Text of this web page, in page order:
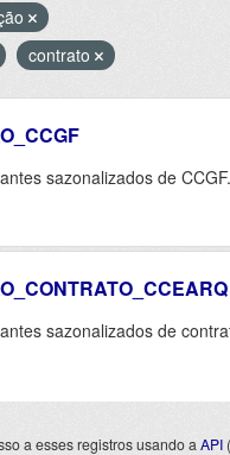
contrato
sazonalizados de CCGF.
sazonalizados de
a esses registros usando a API